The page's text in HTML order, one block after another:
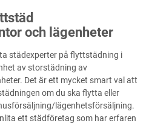
och lägenheter
städexperter på flyttstädning i
av storstädning av
Det är ett mycket smart val att
om du ska flytta eller
lägenhetsförsäljning.
ett städföretag som har erfaren